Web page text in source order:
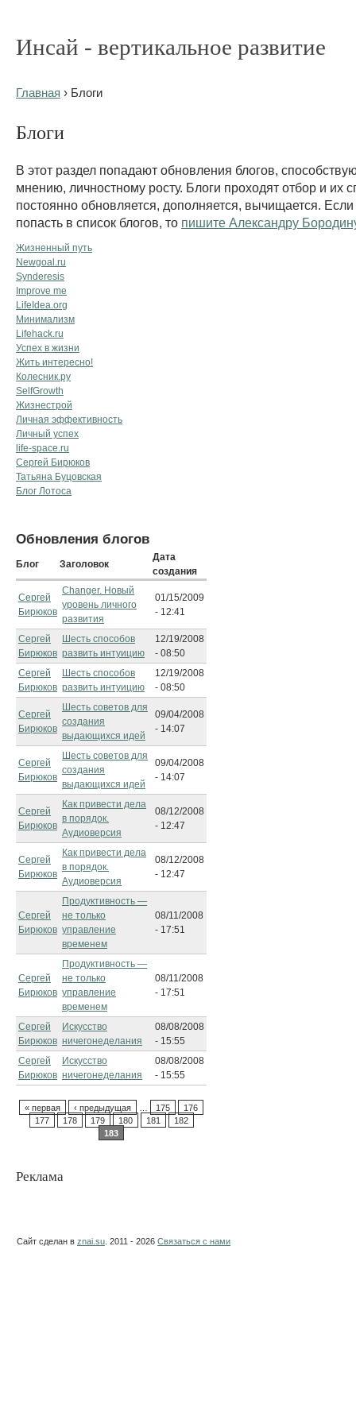
Инсай - вертикальное развитие
Главная › Блоги
Блоги
В этот раздел попадают обновления блогов,
мнению, личностному росту. Блоги проходят отбор и их
постоянно обновляется, дополняется, вычищается.
попасть в список блогов, то пишите Александру
Жизненный путь
Newgoal.ru
Synderesis
Improve me
LifeIdea.org
Минимализм
Lifehack.ru
Успех в жизни
Жить интересно!
Колесник.ру
SelfGrowth
Жизнестрой
Личная эффективность
Личный успех
life-space.ru
Сергей Бирюков
Татьяна Буцовская
Блог Лотоса
Обновления блогов
Блог Заголовок
Дата
создания
Сергей
Бирюков
Changer. Новый
уровень личного
развития
01/15/2009
- 12:41
Сергей
Бирюков
Шесть способов
развить интуицию
12/19/2008
- 08:50
Сергей
Бирюков
Шесть способов
развить интуицию
12/19/2008
- 08:50
Сергей
Бирюков
Шесть советов для
создания
выдающихся идей
09/04/2008
- 14:07
Сергей
Бирюков
Шесть советов для
создания
выдающихся идей
09/04/2008
- 14:07
Сергей
Бирюков
Как привести дела
в порядок.
Аудиоверсия
08/12/2008
- 12:47
Сергей
Бирюков
Как привести дела
в порядок.
Аудиоверсия
08/12/2008
- 12:47
Сергей
Бирюков
Продуктивность —
не только
управление
временем
08/11/2008
- 17:51
Сергей
Бирюков
Продуктивность —
не только
управление
временем
08/11/2008
- 17:51
Сергей
Бирюков
Искусство
ничегонеделания
08/08/2008
- 15:55
Сергей
Бирюков
Искусство
ничегонеделания
08/08/2008
- 15:55
« первая ‹ предыдущая 175
176
177
178 179 180 181
182
183
Реклама
Сайт сделан в znai.su . 2011 - 2026 Связаться с нами